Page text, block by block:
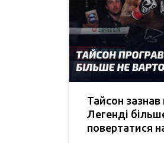
Тайсон
Легенді
повертатися